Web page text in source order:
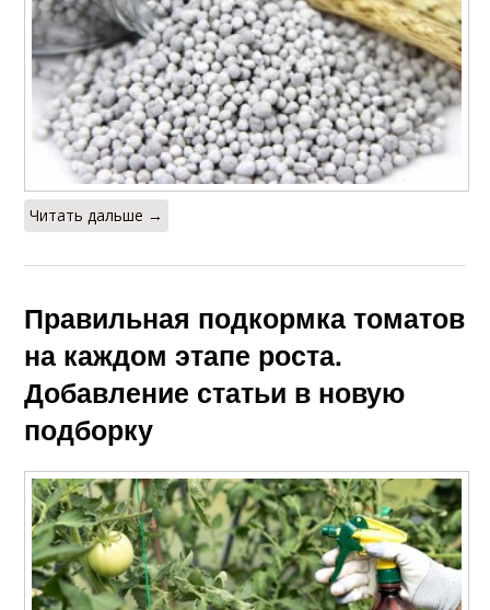
Читать дальше →
Правильная подкормка томатов
на каждом этапе роста.
Добавление статьи в новую
подборку